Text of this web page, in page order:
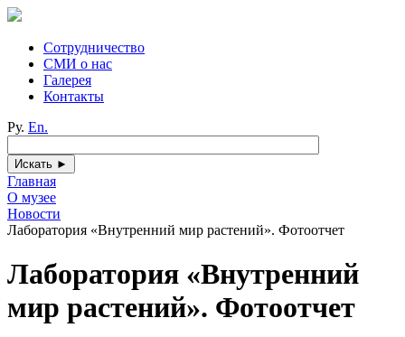
Сотрудничество
СМИ о нас
Галерея
Контакты
Ру. En.
Главная
О музее
Новости
Лаборатория «Внутренний мир растений». Фотоотчет
Лаборатория «Внутренний
мир растений». Фотоотчет